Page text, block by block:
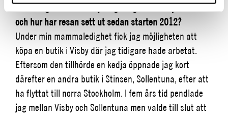
Berätta gärna lite om Lyckliga Jag – hur började allt
och hur har resan sett ut sedan starten 2012?
Under min mammaledighet fick jag möjligheten att
köpa en butik i Visby där jag tidigare hade arbetat.
Eftersom den tillhörde en kedja öppnade jag kort
därefter en andra butik i Stinsen, Sollentuna, efter att
ha flyttat till norra Stockholm. I fem års tid pendlade
jag mellan Visby och Sollentuna men valde till slut att